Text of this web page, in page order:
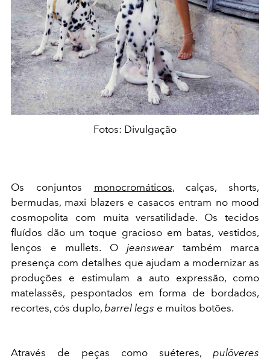
Fotos: Divulgação
Os conjuntos monocromáticos, calças, shorts,
bermudas, maxi blazers e casacos entram no mood
cosmopolita com muita versatilidade. Os tecidos
fluídos dão um toque gracioso em batas, vestidos,
lenços e mullets. O jeanswear também marca
presença com detalhes que ajudam a modernizar as
produções e estimulam a auto expressão, como
matelassês, pespontados em forma de bordados,
recortes, cós duplo, barrel legs e muitos botões.
Através de peças como suéteres, pulôveres